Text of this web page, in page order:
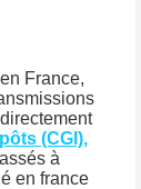
France,
(CGI),
à
en france